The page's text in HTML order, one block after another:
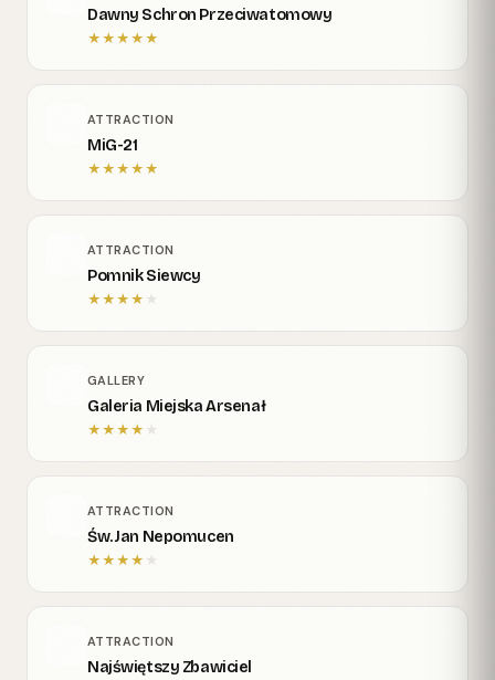
Dawny Schron Przeciwatomowy
★★★★★
ATTRACTION
MiG-21
★★★★★
ATTRACTION
Pomnik Siewcy
★★★★ ★
GALLERY
Galeria Miejska Arsenał
★★★★ ★
ATTRACTION
Św. Jan Nepomucen
★★★★ ★
ATTRACTION
Najświętszy Zbawiciel